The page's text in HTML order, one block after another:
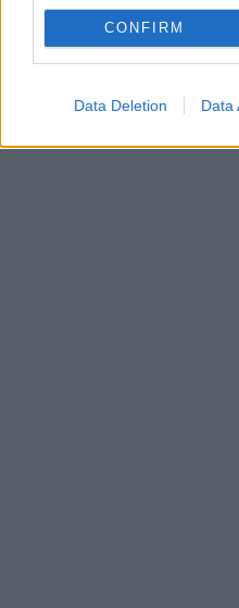
CONFIRM
Data Deletion Data